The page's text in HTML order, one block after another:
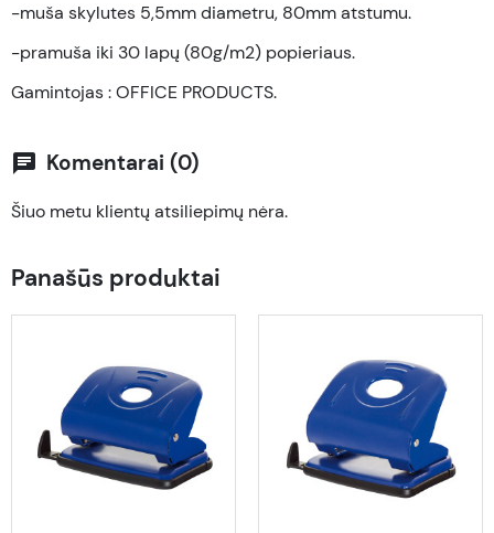
-muša skylutes 5,5mm diametru, 80mm atstumu.
-pramuša iki 30 lapų (80g/m2) popieriaus.
Gamintojas : OFFICE PRODUCTS.
chat Komentarai (0)
Šiuo metu klientų atsiliepimų nėra.
Panašūs produktai